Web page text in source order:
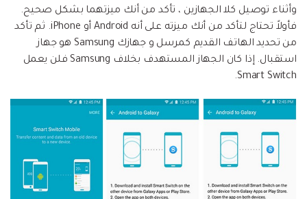
وأثناء توصيل كلا الجهازين ، تأكد من أنك ميزتهما بشكل صحيح.
فأولاً تحتاج لتأكد من أنك ميزته على أنه Android أو iPhone. ثم تأكد
من تحديد الهاتف القديم كمرسل و جهازك Samsung هو جهاز
استقبال. إذا كان الجهاز المستهدف بخلاف Samsung فلن يعمل
Smart Switch.